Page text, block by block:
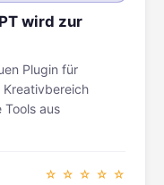
wird zur
Plugin für
Kreativbereich
aus
☆ ☆ ☆ ☆ ☆